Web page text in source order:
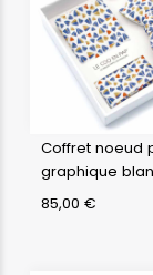
Coffret noeud
graphique
bleu apache
85,00 €